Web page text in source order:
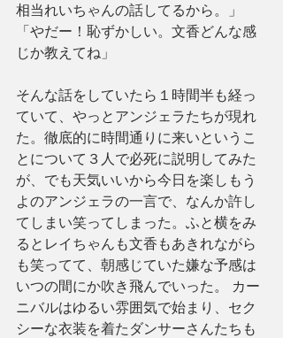
相当れいちゃんの話してるから。」
「やだー！恥ずかしい。文香どんな感
じか教えてね」
そんな話をしていたら１時間半も経っ
ていて、やっとアンジェラたちが現れ
た。徹底的に時間通りに来いというこ
とについて３人で必死に説明してみた
が、でも天気いいから今日を楽しもう
よのアンジェラの一言で、なんか許し
てしまい笑ってしまった。ふと横をみ
るとレイちゃんも文香もあきれながら
も笑ってて、朝感じていた嫌な予感は
いつの間にか吹き飛んでいった。 カー
ニバルはゆるい雰囲気で始まり、セク
シーな衣装を着たダンサーさんたちも